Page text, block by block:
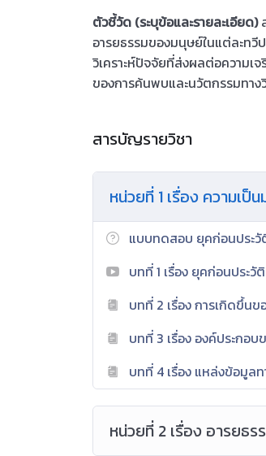
ตัวชี้วัด (ระบุข้อและรายละเอียด)
อารยธรรมของมนุษย์ในแต่ละทวี
วิเคราะห์ปัจจัยที่ส่งผลต่อความเ
ของการค้นพบและนวัตกรรมทา
สารบัญรายวิชา
หน่วยที่ 1 เรื่อง ความเ
แบบทดสอบ ยุคก่อนประ
บทที่ 1 เรื่อง ยุคก่อนประ
บทที่ 2 เรื่อง การเกิดขึ้น
บทที่ 3 เรื่อง องค์ประกอบ
บทที่ 4 เรื่อง แหล่งข้อมูล
หน่วยที่ 2 เรื่อง อารยธ